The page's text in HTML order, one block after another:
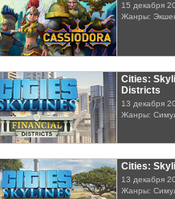
15 декабря
Жанры:
Cities:
Districts
13 декабря
Жанры:
Cities:
13 декабря
Жанры: